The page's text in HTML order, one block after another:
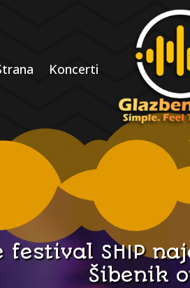
Koncerti
festival SHIP
Šibenik